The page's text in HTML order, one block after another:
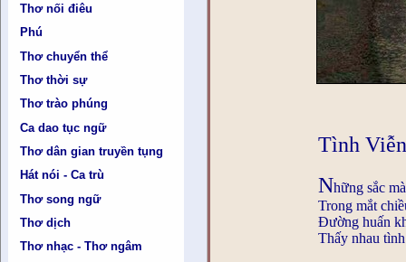
Thơ nối điêu
Phú
Thơ chuyển thể
Thơ thời sự
Thơ trào phúng
Ca dao tục ngữ
Thơ dân gian truyền tụng
Hát nói - Ca trù
Thơ song ngữ
Thơ dịch
Thơ nhạc - Thơ ngâm
Tình
Những sắc
Trong mắt
Đường huấn
Thấy nhau